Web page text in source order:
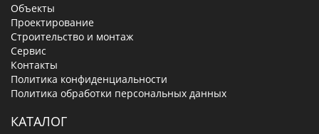
Объекты
Проектирование
Строительство и монтаж
Сервис
Контакты
Политика конфиденциальности
Политика обработки персональных данных
КАТАЛОГ